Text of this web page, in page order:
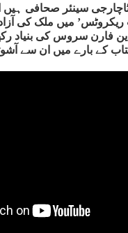
سینئر صحافی ہیں
میں ملک کی
فارن سروس کی بنیاد
کے بارے میں ان سے